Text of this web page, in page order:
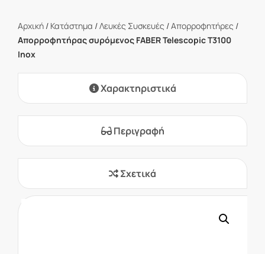
Αρχική / Κατάστημα /Λευκές Συσκευές /Απορροφητήρες /
Απορροφητήρας συρόμενος FABER Telescopic T3100
Inox
Χαρακτηριστικά
Περιγραφή
Σχετικά